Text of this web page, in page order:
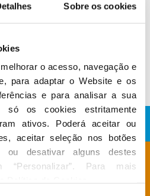
Sobre os cookies
o acesso, navegação e
para adaptar o Website e os
e para analisar a sua
só os cookies estritamente
ativos. Poderá aceitar ou
aceitar seleção nos botões
ou desativar alguns destes
“Personalizar”. Para mais
de Ana Isabel
algo específico?